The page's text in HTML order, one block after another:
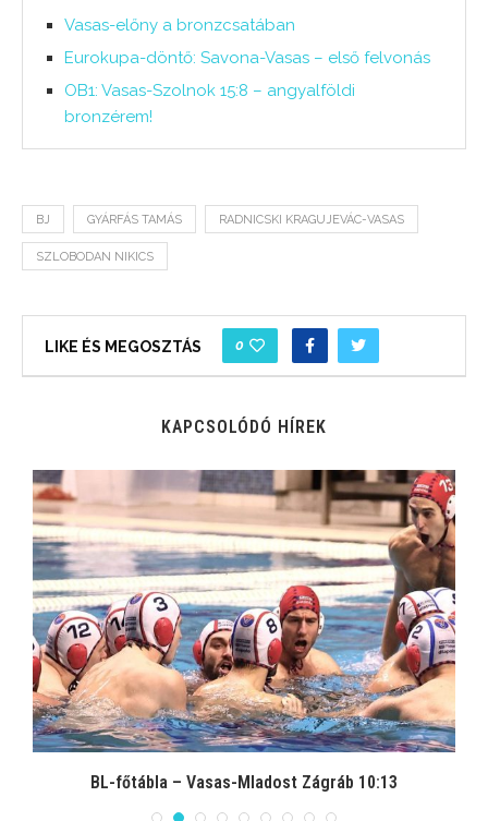
Vasas-előny a bronzcsatában
Eurokupa-döntő: Savona-Vasas – első felvonás
OB1: Vasas-Szolnok 15:8 – angyalföldi
bronzérem!
BJ GYÁRFÁS TAMÁS RADNICSKI KRAGUJEVÁC-VASAS
SZLOBODAN NIKICS
LIKE ÉS MEGOSZTÁS 0
KAPCSOLÓDÓ HÍREK
BL-főtábla – Vasas-Mladost Zágráb 10:13